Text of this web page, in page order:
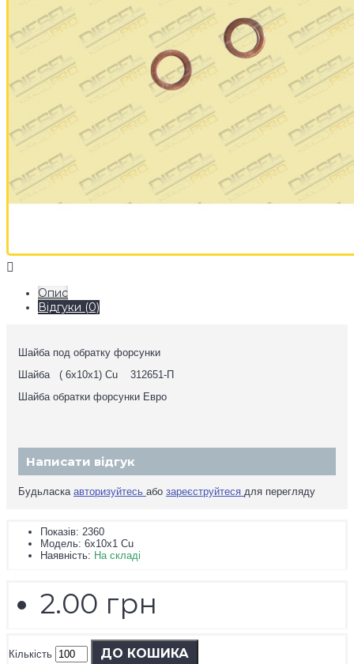
Опис
Відгуки (0)
Шайба под обратку форсунки
Шайба ( 6х10х1) Cu 312651-П
Шайба обратки форсунки Евро
Написати відгук
Будьласка авторизуйтесь або зареєструйтеся для перегляду
Показiв: 2360
Модель: 6х10х1 Cu
Наявність: На складі
2.00 грн
Кількість ДО КОШИКА